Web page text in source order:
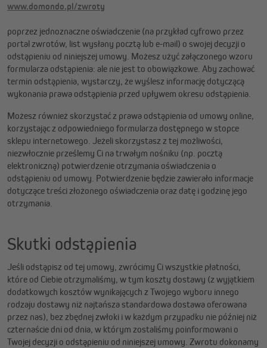
www.domondo.pl/zwroty
poprzez jednoznaczne oświadczenie (na przykład cyfrowo przez
portal zwrotów, list wysłany pocztą lub e-mail) o swojej decyzji o
odstąpieniu od niniejszej umowy. Możesz użyć załączonego wzoru
formularza odstąpienia: ale nie jest to obowiązkowe. Aby zachować
termin odstąpienia, wystarczy, że wyślesz informację dotyczącą
wykonania prawa odstąpienia przed upływem okresu odstąpienia.
Możesz również skorzystać z prawa odstąpienia od umowy online,
korzystając z odpowiedniego formularza dostępnego w stopce
sklepu internetowego. Jeżeli skorzystasz z tej możliwości,
niezwłocznie prześlemy Ci na trwałym nośniku (np. pocztą
elektroniczną) potwierdzenie otrzymania oświadczenia o
odstąpieniu od umowy. Potwierdzenie będzie zawierało informacje
dotyczące treści złożonego oświadczenia oraz datę i godzinę jego
otrzymania.
Skutki odstąpienia
Jeśli odstąpisz od tej umowy, zwrócimy Ci wszystkie płatności,
które od Ciebie otrzymaliśmy, w tym koszty dostawy (z wyjątkiem
dodatkowych kosztów wynikających z Twojego wyboru innego
rodzaju dostawy niż najtańsza standardowa dostawa oferowana
przez nas), bez zbędnej zwłoki i w każdym przypadku nie później niż
czternaście dni od dnia, w którym zostaliśmy poinformowani o
Twojej decyzji o odstąpieniu od niniejszej umowy. Zwrotu dokonamy